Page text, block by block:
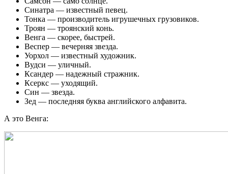
Синатра — известный певец.
Тонка — производитель игрушечных грузовиков.
Троян — троянский конь.
Венга — скорее, быстрей.
Веспер — вечерняя звезда.
Уорхол — известный художник.
Вудси — уличный.
Ксандер — надежный стражник.
Ксеркс — уходящий.
Син — звезда.
Зед — последняя буква английского алфавита.
А это Венга: